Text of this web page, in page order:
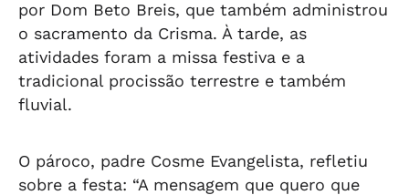
por Dom Beto Breis, que também administrou
o sacramento da Crisma. À tarde, as
atividades foram a missa festiva e a
tradicional procissão terrestre e também
fluvial.
O pároco, padre Cosme Evangelista, refletiu
sobre a festa: “A mensagem que quero que